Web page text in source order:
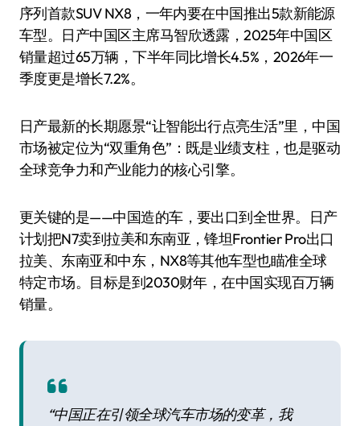
序列首款SUV NX8，一年内要在中国推出5款新能源
车型。日产中国区主席马智欣透露，2025年中国区
销量超过65万辆，下半年同比增长4.5%，2026年一
季度更是增长7.2%。
日产最新的长期愿景“让智能出行点亮生活”里，中国
市场被定位为“双重角色”：既是业绩支柱，也是驱动
全球竞争力和产业能力的核心引擎。
更关键的是——中国造的车，要出口到全世界。日产
计划把N7卖到拉美和东南亚，锋坦Frontier Pro出口
拉美、东南亚和中东，NX8等其他车型也瞄准全球
特定市场。目标是到2030财年，在中国实现百万辆
销量。
“中国正在引领全球汽车市场的变革，我